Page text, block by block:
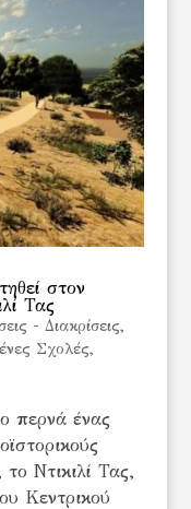
στον
Τας
- Διακρίσεις,
Σχολές,
περνά ένας
Ντικιλί Τας,
Κεντρικού